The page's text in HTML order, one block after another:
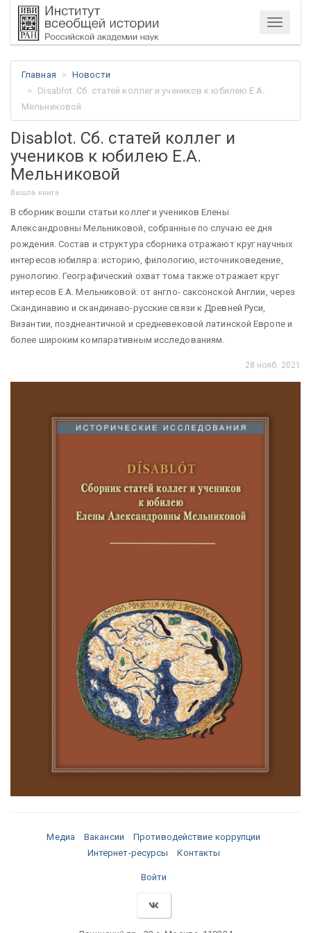
Меню
Главная
Новости
Disablot. Сб. статей коллег и учеников к юбилею Е.А.
Мельниковой
Disablot. Сб. статей коллег и
учеников к юбилею Е.А.
Мельниковой
Вышла книга
В сборник вошли статьи коллег и учеников Елены
Александровны Мельниковой, собранные по случаю ее дня
рождения. Состав и структура сборника отражают круг научных
интересов юбиляра: историю, филологию, источниковедение,
рунологию. Географический охват тома также отражает круг
интересов Е.А. Мельниковой: от англо- саксонской Англии, через
Скандинавию и скандинаво-русские связи к Древней Руси,
Византии, позднеантичной и средневековой латинской Европе и
более широким компаративным исследованиям.
28 нояб. 2021
Медиа Вакансии
Противодействие коррупции
Интернет-ресурсы
Контакты
Войти